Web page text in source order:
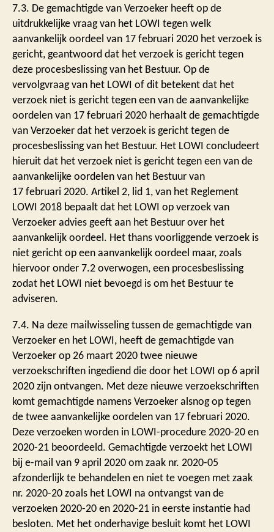
7.3. De gemachtigde van Verzoeker heeft op de
uitdrukkelijke vraag van het LOWI tegen welk
aanvankelijk oordeel van 17 februari 2020 het verzoek is
gericht, geantwoord dat het verzoek is gericht tegen
deze procesbeslissing van het Bestuur. Op de
vervolgvraag van het LOWI of dit betekent dat het
verzoek niet is gericht tegen een van de aanvankelijke
oordelen van 17 februari 2020 herhaalt de gemachtigde
van Verzoeker dat het verzoek is gericht tegen de
procesbeslissing van het Bestuur. Het LOWI concludeert
hieruit dat het verzoek niet is gericht tegen een van de
aanvankelijke oordelen van het Bestuur van
17 februari 2020. Artikel 2, lid 1, van het Reglement
LOWI 2018 bepaalt dat het LOWI op verzoek van
Verzoeker advies geeft aan het Bestuur over het
aanvankelijk oordeel. Het thans voorliggende verzoek is
niet gericht op een aanvankelijk oordeel maar, zoals
hiervoor onder 7.2 overwogen, een procesbeslissing
zodat het LOWI niet bevoegd is om het Bestuur te
adviseren.
7.4. Na deze mailwisseling tussen de gemachtigde van
Verzoeker en het LOWI, heeft de gemachtigde van
Verzoeker op 26 maart 2020 twee nieuwe
verzoekschriften ingediend die door het LOWI op 6 april
2020 zijn ontvangen. Met deze nieuwe verzoekschriften
komt gemachtigde namens Verzoeker alsnog op tegen
de twee aanvankelijke oordelen van 17 februari 2020.
Deze verzoeken worden in LOWI-procedure 2020-20 en
2020-21 beoordeeld. Gemachtigde verzoekt het LOWI
bij e-mail van 9 april 2020 om zaak nr. 2020-05
afzonderlijk te behandelen en niet te voegen met zaak
nr. 2020-20 zoals het LOWI na ontvangst van de
verzoeken 2020-20 en 2020-21 in eerste instantie had
besloten. Met het onderhavige besluit komt het LOWI